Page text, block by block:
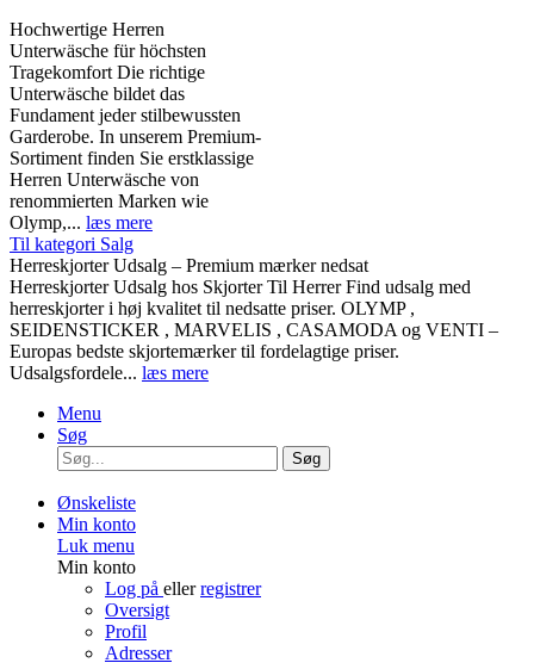
Hochwertige Herren
Unterwäsche für höchsten
Tragekomfort Die richtige
Unterwäsche bildet das
Fundament jeder stilbewussten
Garderobe. In unserem Premium-
Sortiment finden Sie erstklassige
Herren Unterwäsche von
renommierten Marken wie
Olymp,... læs mere
Til kategori Salg
Herreskjorter Udsalg – Premium mærker nedsat
Herreskjorter Udsalg hos Skjorter Til Herrer Find udsalg med
herreskjorter i høj kvalitet til nedsatte priser. OLYMP ,
SEIDENSTICKER , MARVELIS , CASAMODA og VENTI –
Europas bedste skjortemærker til fordelagtige priser.
Udsalgsfordele... læs mere
Menu
Søg
Søg
Ønskeliste
Min konto
Luk menu
Min konto
Log på ellerregistrer
Oversigt
Profil
Adresser